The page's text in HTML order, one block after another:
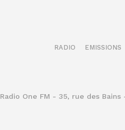
RADIO EMISSIONS
Radio One FM - 35, rue des